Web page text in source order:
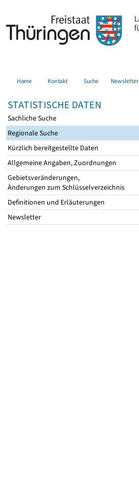
Home Kontakt Suche Newsletter
STATISTISCHE DATEN
Sachliche Suche
Regionale Suche
Kürzlich bereitgestellte Daten
Allgemeine Angaben, Zuordnungen
Gebietsveränderungen,
Änderungen zum Schlüsselverzeichnis
Definitionen und Erläuterungen
Newsletter